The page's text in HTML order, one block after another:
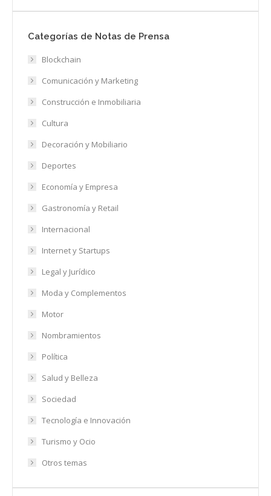
Categorías de Notas de Prensa
Blockchain
Comunicación y Marketing
Construcción e Inmobiliaria
Cultura
Decoración y Mobiliario
Deportes
Economía y Empresa
Gastronomía y Retail
Internacional
Internet y Startups
Legal y Jurídico
Moda y Complementos
Motor
Nombramientos
Política
Salud y Belleza
Sociedad
Tecnología e Innovación
Turismo y Ocio
Otros temas